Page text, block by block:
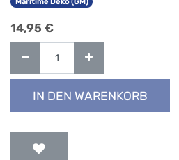
Maritime Deko (GM)
14,95 €
IN DEN WARENKORB